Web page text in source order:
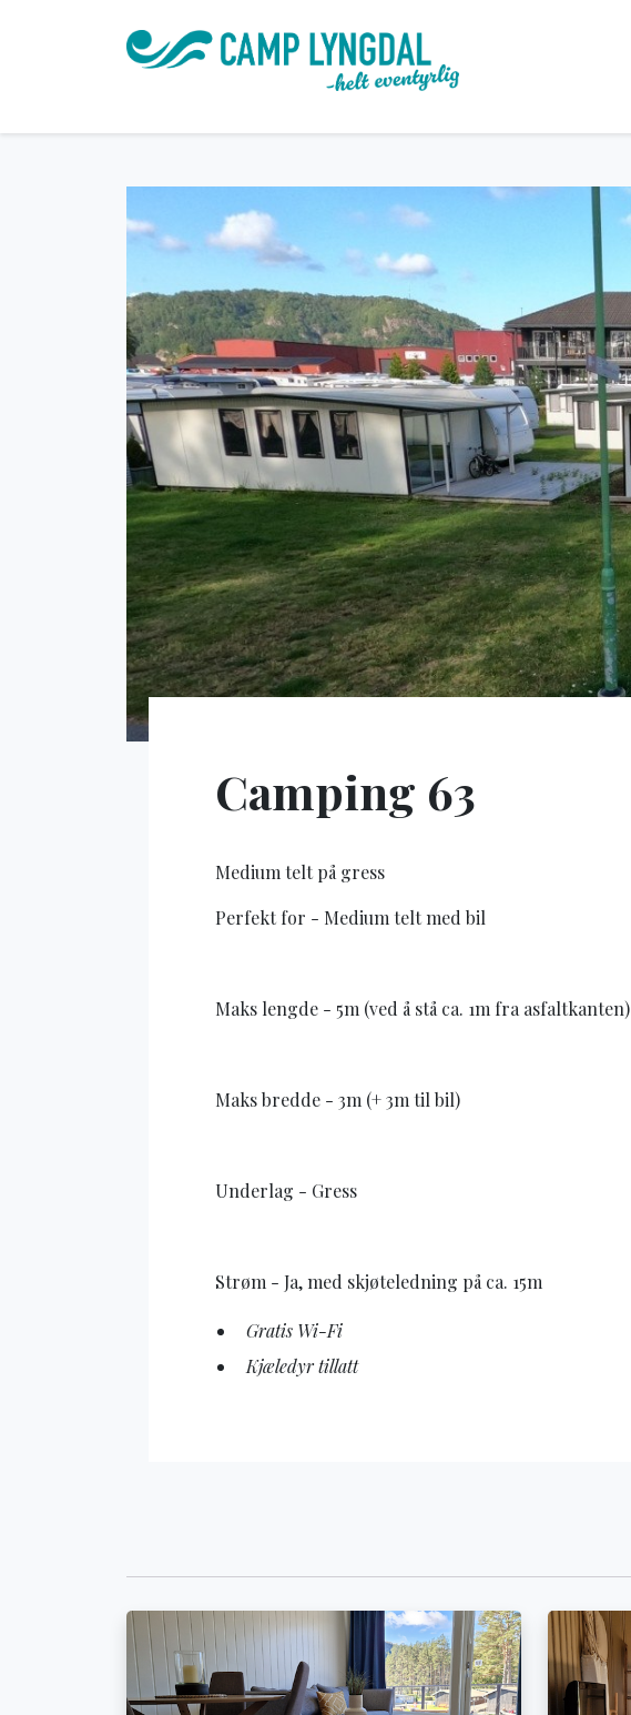
Camping 63
Medium telt på gress
Perfekt for - Medium telt med bil
Maks lengde - 5m (ved å stå ca. 1m fra asfaltkanten)
Maks bredde - 3m (+ 3m til bil)
Underlag - Gress
Strøm - Ja, med skjøteledning på ca. 15m
Gratis Wi-Fi
Kjæledyr tillatt